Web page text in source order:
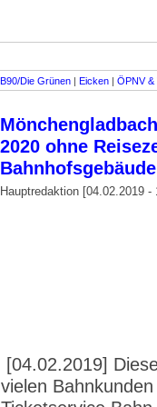
B90/Die Grünen | Eicken | ÖPNV &
2020 ohne
Hauptredaktion [04.02.2019 -
[04.02.2019]
vielen